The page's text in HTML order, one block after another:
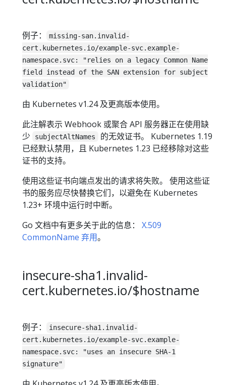
例子：
missing-san.invalid-
cert.kubernetes.io/example-svc.example-
namespace.svc: "relies on a legacy Common Name
field instead of the SAN extension for subject
validation"
由 Kubernetes v1.24 及更高版本使用。
此注解表示 Webhook 或聚合 API 服务器正在使用缺
少
subjectAltNames
的无效证书。 Kubernetes 1.19
已经默认禁用，且 Kubernetes 1.23 已经移除对这些
证书的支持。
使用这些证书向端点发出的请求将失败。 使用这些证
书的服务应尽快替换它们，以避免在 Kubernetes
1.23+ 环境中运行时中断。
Go 文档中有更多关于此的信息： X.509
CommonName 弃用。
insecure-sha1.invalid-
cert.kubernetes.io/$hostname
例子：
insecure-sha1.invalid-
cert.kubernetes.io/example-svc.example-
namespace.svc: "uses an insecure SHA-1
signature"